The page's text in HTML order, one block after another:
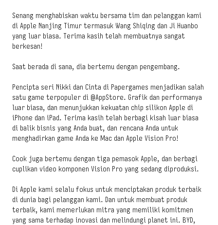
Senang menghabiskan waktu bersama tim dan pelanggan kami
di Apple Nanjing Timur termasuk Wang Shiqing dan Ji Huanbo
yang luar biasa. Terima kasih telah membuatnya sangat
berkesan!
Saat berada di sana, dia bertemu dengan pengembang.
Pencipta seri Nikki dan Cinta di Papergames menjadikan salah
satu game terpopuler di @AppStore. Grafik dan performanya
luar biasa, dan menunjukkan kekuatan chip silikon Apple di
iPhone dan iPad. Terima kasih telah berbagi kisah luar biasa
di balik bisnis yang Anda buat, dan rencana Anda untuk
menghadirkan game Anda ke Mac dan Apple Vision Pro!
Cook juga bertemu dengan tiga pemasok Apple, dan berbagi
cuplikan video komponen Vision Pro yang sedang diproduksi.
Di Apple kami selalu fokus untuk menciptakan produk terbaik
di dunia bagi pelanggan kami. Dan untuk membuat produk
terbaik, kami memerlukan mitra yang memiliki komitmen
yang sama terhadap inovasi dan melindungi planet ini. BYD,